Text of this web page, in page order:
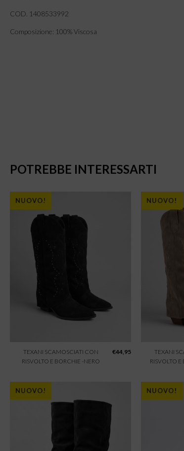
COD. 1408533992
Composizione: 100% Viscosa
POTREBBE INTERESSARTI
NUOVO!
TEXANI SCAMOSCIATI CON
RISVOLTO E BORCHIE -NERO
€44,95
NUOVO!
TEXANI
RISVOLTO
NUOVO! NUOVO!